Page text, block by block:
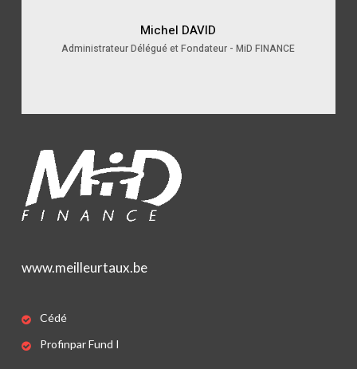
Michel DAVID
Administrateur Délégué et Fondateur - MiD FINANCE
www.meilleurtaux.be
Cédé
Profinpar Fund I